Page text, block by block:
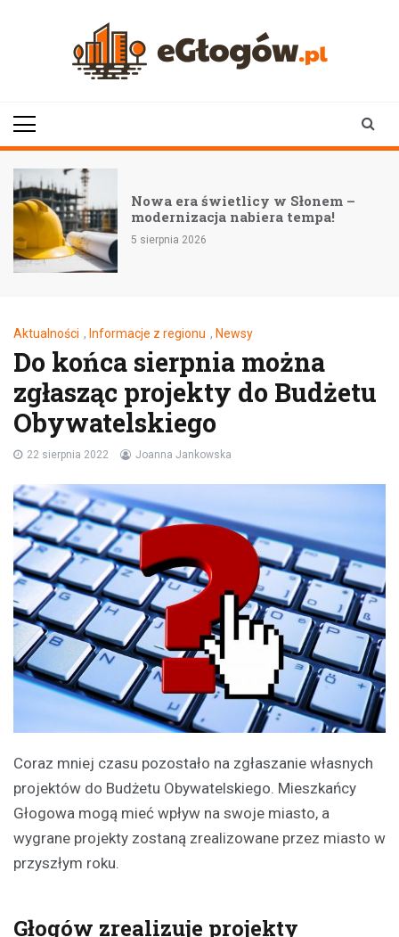
Nowa era świetlicy w Słonem –
modernizacja nabiera tempa!
5 sierpnia 2026
Aktualności , Informacje z regionu , Newsy
Do końca sierpnia można
zgłasząc projekty do Budżetu
Obywatelskiego
22 sierpnia 2022 Joanna Jankowska
Coraz mniej czasu pozostało na zgłaszanie własnych
projektów do Budżetu Obywatelskiego. Mieszkańcy
Głogowa mogą mieć wpływ na swoje miasto, a
wygrane projekty zostaną zrealizowane przez miasto w
przyszłym roku.
Głogów zrealizuje projekty